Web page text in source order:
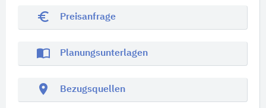
euro_symbol Preisanfrage
import_contacts Planungsunterlagen
location_on Bezugsquellen